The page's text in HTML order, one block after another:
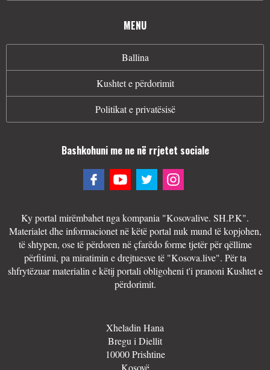
MENU
Ballina
Kushtet e përdorimit
Politikat e privatësisë
Bashkohuni me ne në rrjetet sociale
Ky portal mirëmbahet nga kompania "Kosovalive. SH.P.K".
Materialet dhe informacionet në këtë portal nuk mund të kopjohen,
të shtypen, ose të përdoren në çfarëdo forme tjetër për qëllime
përfitimi, pa miratimin e drejtuesve të "Kosova.live". Për ta
shfrytëzuar materialin e këtij portali obligoheni t'i pranoni Kushtet e
përdorimit.
Xheladin Hana
Bregu i Diellit
10000 Prishtine
Kosovë